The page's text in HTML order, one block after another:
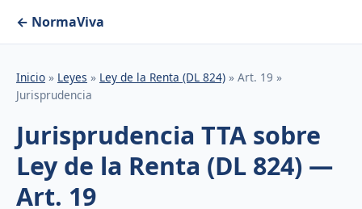
← NormaViva
Inicio » Leyes » Ley de la Renta (DL 824) » Art. 19 »
Jurisprudencia
Jurisprudencia TTA sobre
Ley de la Renta (DL 824) —
Art. 19